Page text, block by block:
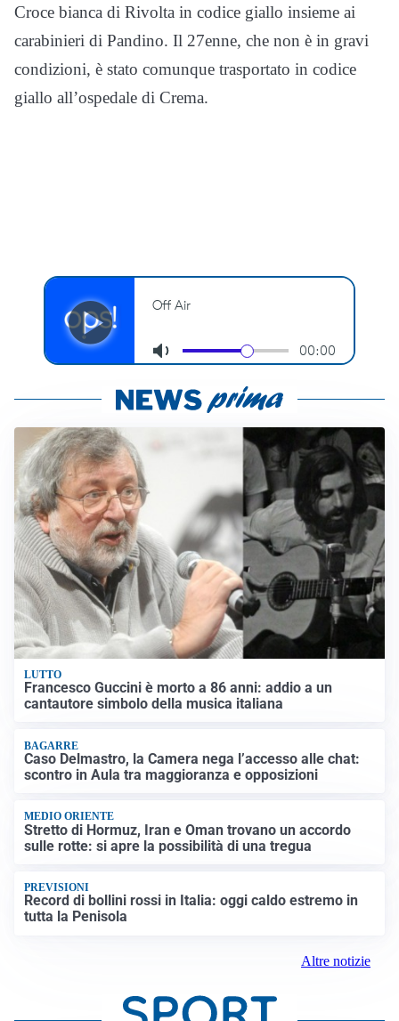
Croce bianca di Rivolta in codice giallo insieme ai
carabinieri di Pandino. Il 27enne, che non è in gravi
condizioni, è stato comunque trasportato in codice
giallo all’ospedale di Crema.
LUTTO
Francesco Guccini è morto a 86 anni: addio a un
cantautore simbolo della musica italiana
BAGARRE
Caso Delmastro, la Camera nega l’accesso alle chat:
scontro in Aula tra maggioranza e opposizioni
MEDIO ORIENTE
Stretto di Hormuz, Iran e Oman trovano un accordo
sulle rotte: si apre la possibilità di una tregua
PREVISIONI
Record di bollini rossi in Italia: oggi caldo estremo in
tutta la Penisola
Altre notizie